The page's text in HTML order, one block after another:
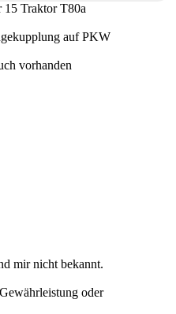
15 Traktor T80a
auf PKW
vorhanden
mir nicht bekannt.
oder